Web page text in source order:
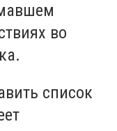
во
список